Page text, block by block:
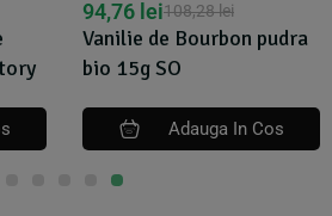
Extract de vanilie de
Bourbon bio 40ml Cook
81,70lei
77,61 lei
Adauga In Cos